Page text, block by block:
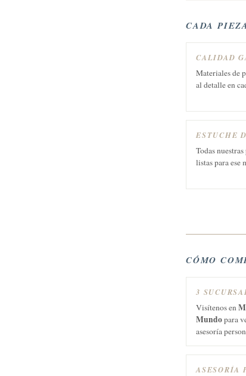
CADA
CALIDAD
Materiales de
al detalle en
ESTUCHE
Todas
listas para ese
CÓMO
3
Visítenos en
Mundopara
asesoría
ASESORÍA